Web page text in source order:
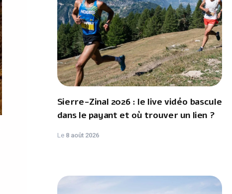
Sierre-Zinal 2026 : le live vidéo bascule
dans le payant et où trouver un lien ?
Le 8 août 2026